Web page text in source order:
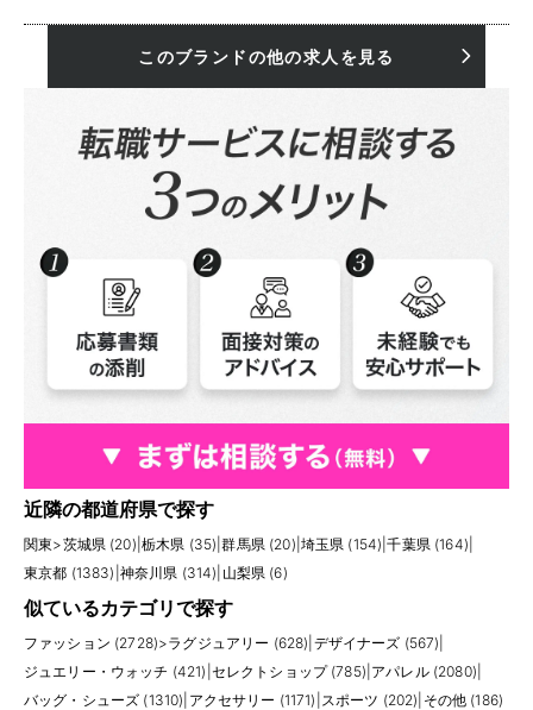
このブランドの他の求人を見る
近隣の都道府県で探す
関東>茨城県 (20) 栃木県 (35) |群馬県 (20) 埼玉県 (154) |千葉県 (164)
東京都 (1383) 神奈川県 (314) 山梨県 (6)
似ているカテゴリで探す
ファッション (2728)>ラグジュアリー (628) デザイナーズ (567)
ジュエリー・ウォッチ (421) セレクトショップ (785) アパレル (2080)
バッグ・シューズ (1310) アクセサリー (1171) スポーツ (202) その他 (186)